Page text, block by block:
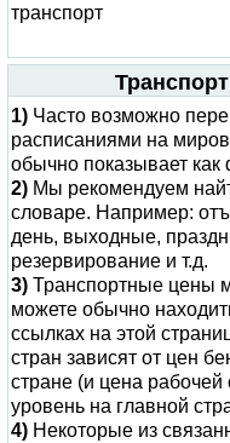
транспорт
1) Часто возможно
расписаниями на
обычно показывает
2) Мы рекомендуем
словаре. Например:
день, выходные,
резервирование и т.д.
3) Транспортные цены
можете обычно
ссылках на этой
стран зависят от цен
стране (и цена
уровень на главной
4) Некоторые из